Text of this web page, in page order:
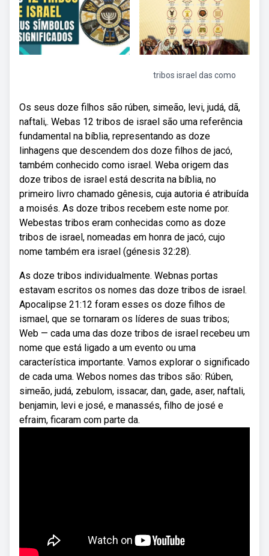
tribos israel das como
Os seus doze filhos são rúben, simeão, levi, judá, dã,
naftali,. Webas 12 tribos de israel são uma referência
fundamental na bíblia, representando as doze
linhagens que descendem dos doze filhos de jacó,
também conhecido como israel. Weba origem das
doze tribos de israel está descrita na bíblia, no
primeiro livro chamado gênesis, cuja autoria é atribuída
a moisés. As doze tribos recebem este nome por.
Webestas tribos eram conhecidas como as doze
tribos de israel, nomeadas em honra de jacó, cujo
nome também era israel (génesis 32:28).
As doze tribos individualmente. Webnas portas
estavam escritos os nomes das doze tribos de israel.
Apocalipse 21:12 foram esses os doze filhos de
ismael, que se tornaram os líderes de suas tribos;
Web — cada uma das doze tribos de israel recebeu um
nome que está ligado a um evento ou uma
característica importante. Vamos explorar o significado
de cada uma. Webos nomes das tribos são: Rúben,
simeão, judá, zebulom, issacar, dan, gade, aser, naftali,
benjamin, levi e josé, e manassés, filho de josé e
efraim, ficaram com parte da.